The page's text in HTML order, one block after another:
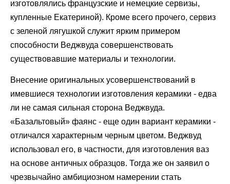
изготовлялись французские и немецкие сервизы,
купленные Екатериной). Кроме всего прочего, сервиз
с зеленой лягушкой служит ярким примером
способности Веджвуда совершенствовать
существовавшие материалы и технологии.
Внесение оригинальных усовершенствований в
имевшиеся технологии изготовления керамики - едва
ли не самая сильная сторона Веджвуда.
«Базальтовый» фаянс - еще один вариант керамики -
отличался характерным черным цветом. Веджвуд
использовал его, в частности, для изготовления ваз
на основе античных образцов. Тогда же он заявил о
чрезвычайно амбициозном намерении стать